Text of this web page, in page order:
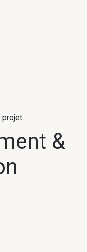
projet
&